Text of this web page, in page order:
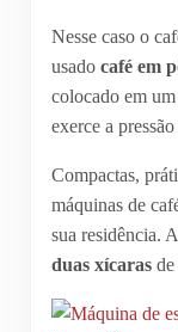
Nesse caso o
usado café em
colocado em
exerce a
Compactas,
máquinas de
sua residência.
duas xícarasde